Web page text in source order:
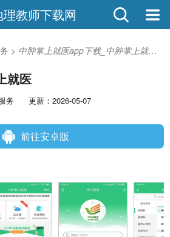
理教师下载网
> 中肿掌上就医app下载_中肿掌上就医安卓版
就医
务 更新：2026-05-07
前往安卓版